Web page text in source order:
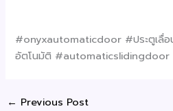
#onyxautomaticdoor #ประตูเลื่อ
อัตโนมัติ #automaticslidingdoor
← Previous Post